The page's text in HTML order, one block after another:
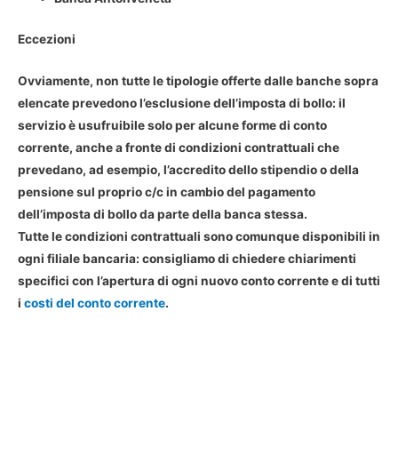
Eccezioni
Ovviamente, non tutte le tipologie offerte dalle banche sopra
elencate prevedono l’esclusione dell’imposta di bollo: il
servizio è usufruibile solo per alcune forme di conto
corrente, anche a fronte di condizioni contrattuali che
prevedano, ad esempio, l’accredito dello stipendio o della
pensione sul proprio c/c in cambio del pagamento
dell’imposta di bollo da parte della banca stessa.
Tutte le condizioni contrattuali sono comunque disponibili in
ogni filiale bancaria: consigliamo di chiedere chiarimenti
specifici con l’apertura di ogni nuovo conto corrente e di tutti
i costi del conto corrente.